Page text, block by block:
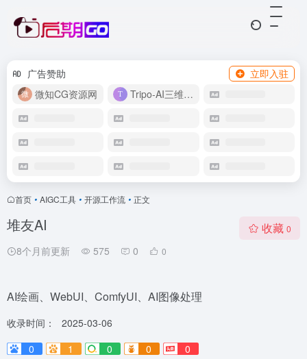
广告赞助
立即入驻
微知CG资源网
Tripo-AI三维模型
首页 • AIGC工具 • 开源工作流 • 正文
堆友AI
8个月前更新 575 0 0
收藏 0
AI绘画、WebUI、ComfyUI、AI图像处理
收录时间：
2025-03-06
0
1 0 0 0